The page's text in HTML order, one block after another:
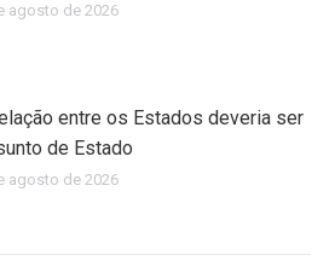
agosto de 2026
entre os Estados deveria ser
de Estado
agosto de 2026